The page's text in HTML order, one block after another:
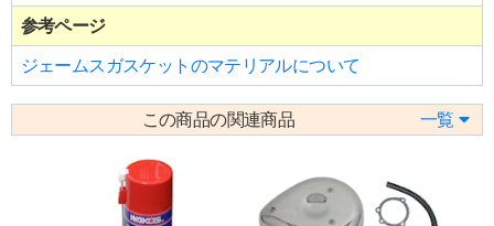
参考ページ
ジェームスガスケットのマテリアルについて
この商品の関連商品 一覧